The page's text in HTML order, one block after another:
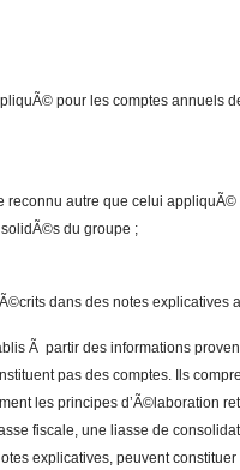
pour les comptes annuels
autre que celui
du groupe ;
dans des notes explicatives
Ã partir des informations
pas des comptes. Ils
les principes d’Ã©laboration
fiscale, une liasse de
explicatives, peuvent